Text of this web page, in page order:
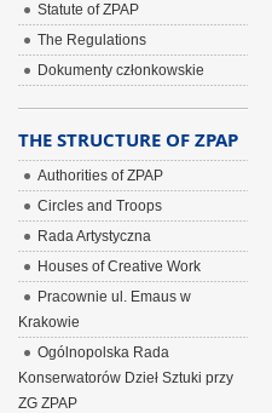
Statute of ZPAP
The Regulations
Dokumenty członkowskie
THE STRUCTURE OF ZPAP
Authorities of ZPAP
Circles and Troops
Rada Artystyczna
Houses of Creative Work
Pracownie ul. Emaus w
Krakowie
Ogólnopolska Rada
Konserwatorów Dzieł Sztuki przy
ZG ZPAP